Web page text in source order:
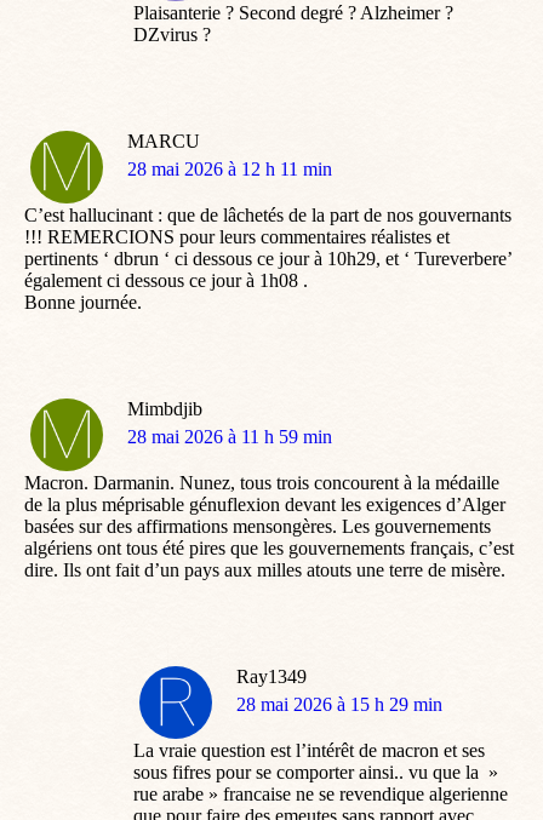
Plaisanterie ? Second degré ? Alzheimer ?
DZvirus ?
MARCU
dit
28 mai 2026 à 12 h 11 min
C’est hallucinant : que de lâchetés de la part de nos gouvernants
!!! REMERCIONS pour leurs commentaires réalistes et
pertinents ‘ dbrun ‘ ci dessous ce jour à 10h29, et ‘ Tureverbere’
également ci dessous ce jour à 1h08 .
Bonne journée.
Mimbdjib
dit
28 mai 2026 à 11 h 59 min
Macron. Darmanin. Nunez, tous trois concourent à la médaille
de la plus méprisable génuflexion devant les exigences d’Alger
basées sur des affirmations mensongères. Les gouvernements
algériens ont tous été pires que les gouvernements français, c’est
dire. Ils ont fait d’un pays aux milles atouts une terre de misère.
Ray1349
dit
28 mai 2026 à 15 h 29 min
La vraie question est l’intérêt de macron et ses
sous fifres pour se comporter ainsi.. vu que la »
rue arabe » francaise ne se revendique algerienne
que pour faire des emeutes sans rapport avec